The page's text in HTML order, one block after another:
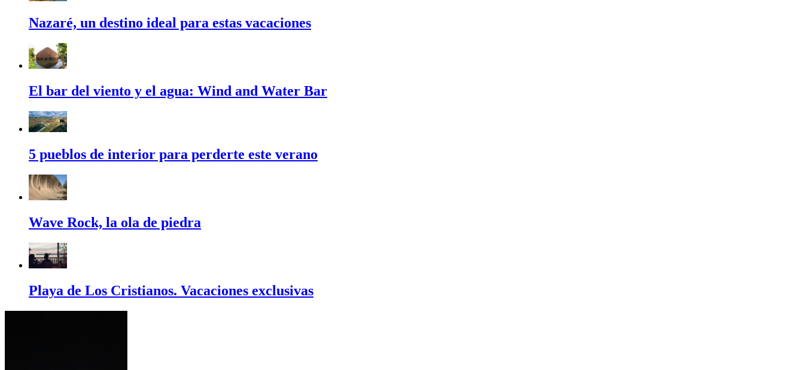
Nazaré, un destino ideal para estas vacaciones
El bar del viento y el agua: Wind and Water Bar
5 pueblos de interior para perderte este verano
Wave Rock, la ola de piedra
Playa de Los Cristianos. Vacaciones exclusivas